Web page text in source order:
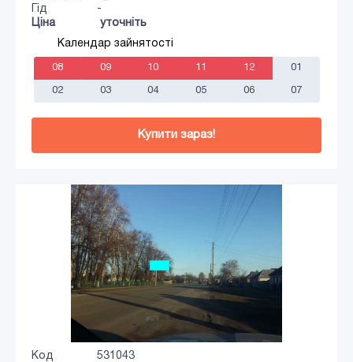
Гід
-
Ціна
уточніть
Календар зайнятості
08 09 10 11 12 01
02 03 04 05 06 07
Купити зараз!
Код
531043